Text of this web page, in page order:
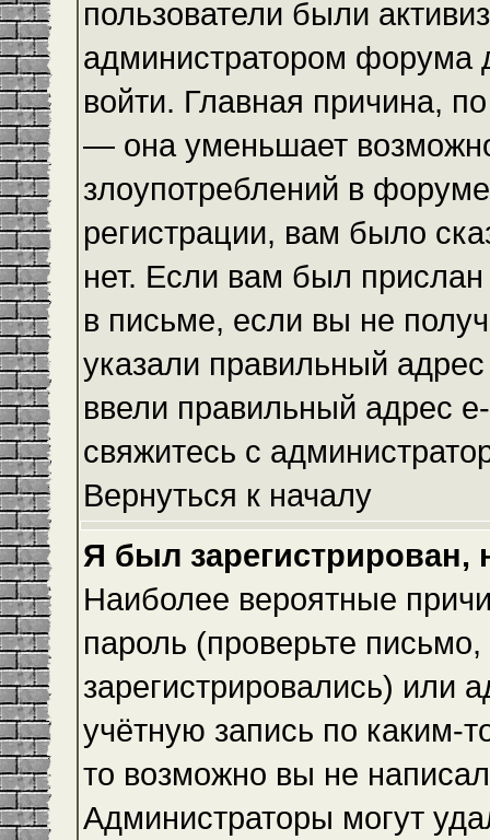
пользователи были
администратором форума
войти. Главная причина,
— она уменьшает
злоупотреблений в
регистрации, вам было
нет. Если вам был
в письме, если вы не
указали правильный
ввели правильный адрес
свяжитесь с
Вернуться к началу
Я был зарегистрирован,
Наиболее вероятные
пароль (проверьте
зарегистрировались) или
учётную запись по каким-
то возможно вы не
Администраторы могут